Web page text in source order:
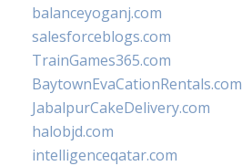
balanceyoganj.com
salesforceblogs.com
TrainGames365.com
BaytownEvaCationRentals.com
JabalpurCakeDelivery.com
halobjd.com
intelligenceqatar.com